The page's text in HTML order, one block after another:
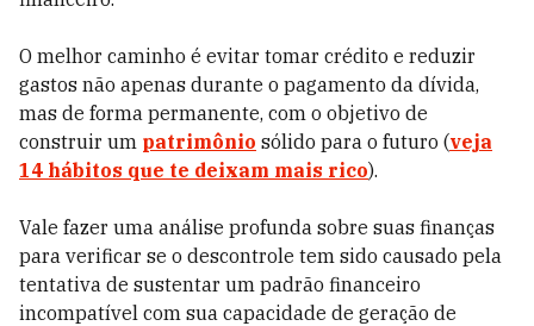
O melhor caminho é evitar tomar crédito e reduzir
gastos não apenas durante o pagamento da dívida,
mas de forma permanente, com o objetivo de
construir um patrimônio sólido para o futuro (veja
14 hábitos que te deixam mais rico).
Vale fazer uma análise profunda sobre suas finanças
para verificar se o descontrole tem sido causado pela
tentativa de sustentar um padrão financeiro
incompatível com sua capacidade de geração de